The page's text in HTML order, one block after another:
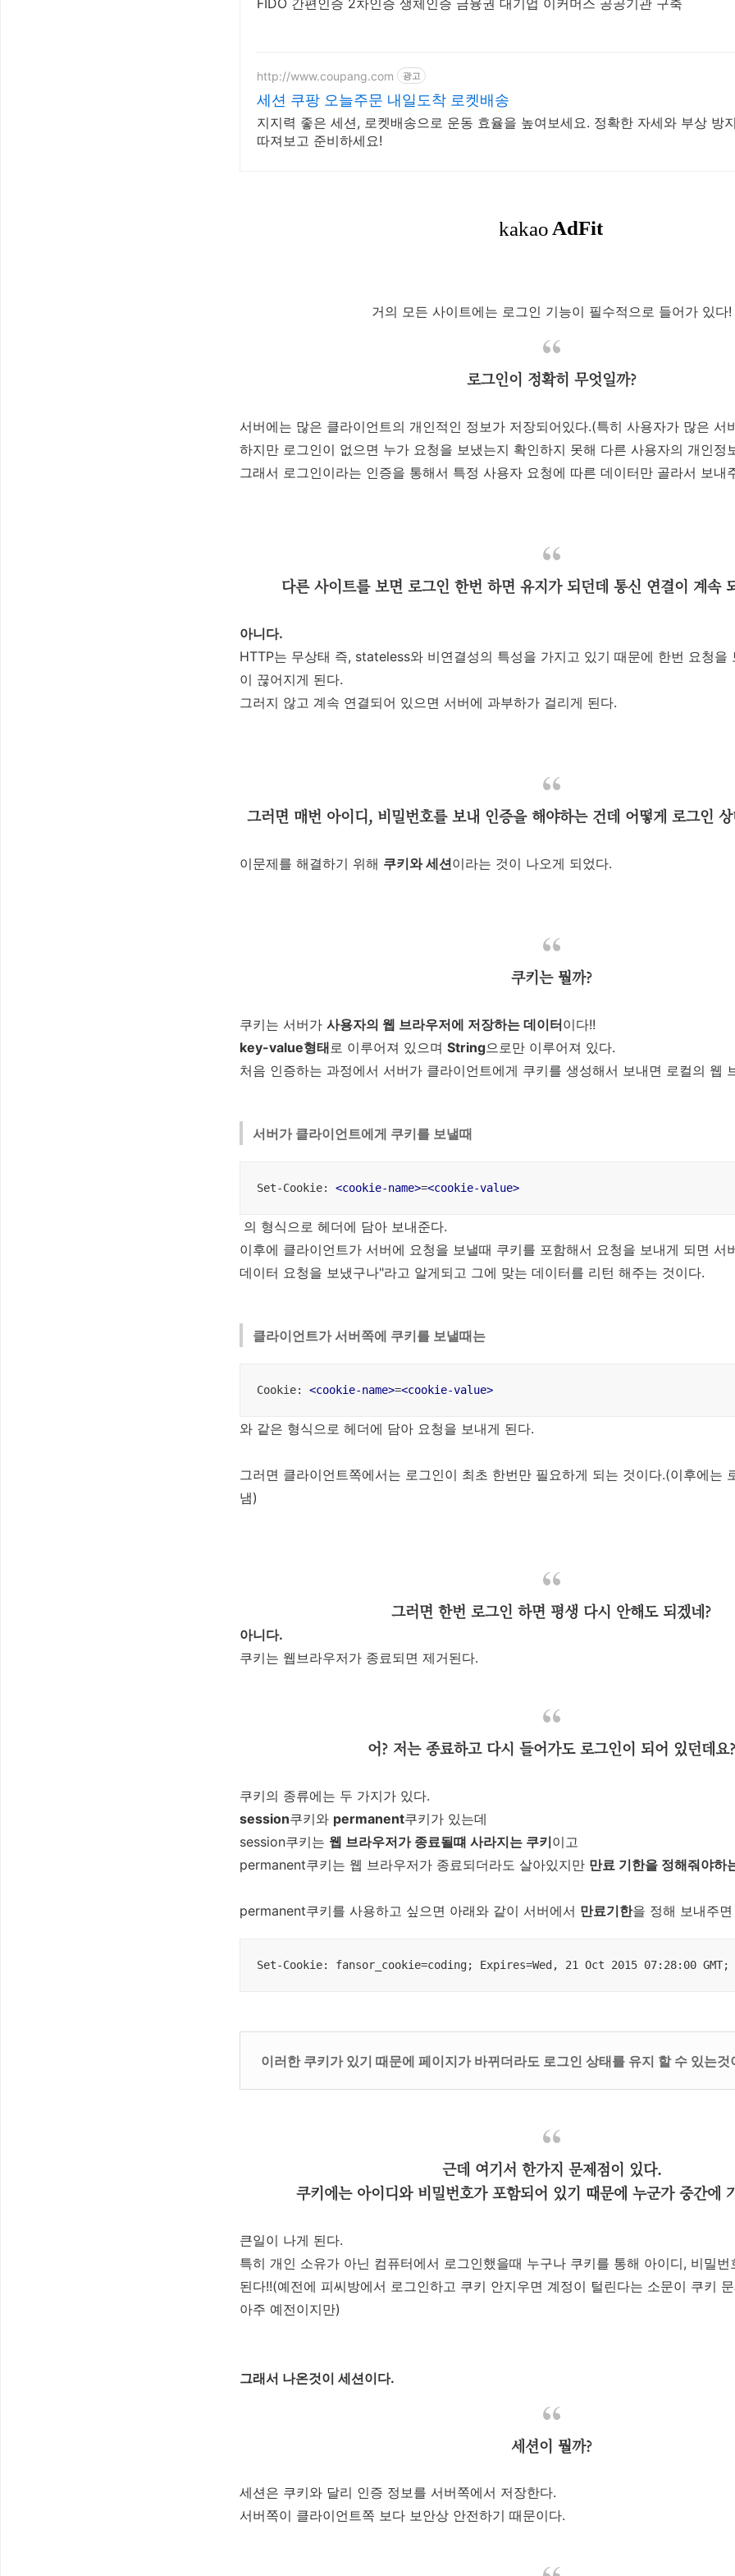
FIDO 간편인증 2차인증 생체인증 금융권 대기업 이커머스 공공기관 구축
http://www.coupang.com 광고
세션 쿠팡 오늘주문 내일도착 로켓배송
지지력 좋은 세션, 로켓배송으로 운동 효율을 높여보세요. 정확한 자세와 부상 방
따져보고 준비하세요!
거의 모든 사이트에는 로그인 기능이 필수적으로 들어가 있다!
로그인이 정확히 무엇일까?
서버에는 많은 클라이언트의 개인적인 정보가 저장되어있다.(특히 사용자가 많은 서
하지만 로그인이 없으면 누가 요청을 보냈는지 확인하지 못해 다른 사용자의 개인정
그래서 로그인이라는 인증을 통해서 특정 사용자 요청에 따른 데이터만 골라서 보내
다른 사이트를 보면 로그인 한번 하면 유지가 되던데 통신 연결이 계속
아니다.
HTTP는 무상태 즉, stateless와 비연결성의 특성을 가지고 있기 때문에 한번 요청을
이 끊어지게 된다.
그러지 않고 계속 연결되어 있으면 서버에 과부하가 걸리게 된다.
그러면 매번 아이디, 비밀번호를 보내 인증을 해야하는 건데 어떻게 로그인
이문제를 해결하기 위해 쿠키와 세션이라는 것이 나오게 되었다.
쿠키는 뭘까?
쿠키는 서버가 사용자의 웹 브라우저에 저장하는 데이터이다!!
key-value형태로 이루어져 있으며 String으로만 이루어져 있다.
처음 인증하는 과정에서 서버가 클라이언트에게 쿠키를 생성해서 보내면 로컬의 웹
서버가 클라이언트에게 쿠키를 보낼때
Set-Cookie: <cookie-name>=<cookie-value>
의 형식으로 헤더에 담아 보내준다.
이후에 클라이언트가 서버에 요청을 보낼때 쿠키를 포함해서 요청을 보내게 되면 서
데이터 요청을 보냈구나"라고 알게되고 그에 맞는 데이터를 리턴 해주는 것이다.
클라이언트가 서버쪽에 쿠키를 보낼때는
Cookie: <cookie-name>=<cookie-value>
와 같은 형식으로 헤더에 담아 요청을 보내게 된다.
그러면 클라이언트쪽에서는 로그인이 최초 한번만 필요하게 되는 것이다.(이후에는
냄)
그러면 한번 로그인 하면 평생 다시 안해도 되겠네?
아니다.
쿠키는 웹브라우저가 종료되면 제거된다.
어? 저는 종료하고 다시 들어가도 로그인이 되어 있던데요?
쿠키의 종류에는 두 가지가 있다.
session쿠키와 permanent쿠키가 있는데
session쿠키는 웹 브라우저가 종료될떄 사라지는 쿠키이고
permanent쿠키는 웹 브라우저가 종료되더라도 살아있지만 만료 기한을 정해줘야하
permanent쿠키를 사용하고 싶으면 아래와 같이 서버에서 만료기한을 정해 보내주
Set-Cookie: fansor_cookie=coding; Expires=Wed, 21 Oct 2015 07:28:00 GMT;
이러한 쿠키가 있기 때문에 페이지가 바뀌더라도 로그인 상태를 유지 할 수 있는것
근데 여기서 한가지 문제점이 있다.
쿠키에는 아이디와 비밀번호가 포함되어 있기 때문에 누군가 중간에
큰일이 나게 된다.
특히 개인 소유가 아닌 컴퓨터에서 로그인했을때 누구나 쿠키를 통해 아이디, 비밀
된다!!(예전에 피씨방에서 로그인하고 쿠키 안지우면 계정이 털린다는 소문이 쿠키
아주 예전이지만)
그래서 나온것이 세션이다.
세션이 뭘까?
세션은 쿠키와 달리 인증 정보를 서버쪽에서 저장한다.
서버쪽이 클라이언트쪽 보다 보안상 안전하기 때문이다.